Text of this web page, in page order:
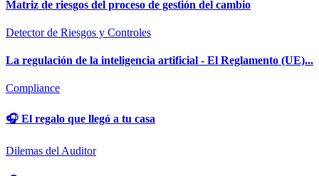
Matriz de riesgos del proceso de gestión del cambio
Detector de Riesgos y Controles
La regulación de la inteligencia artificial - El Reglamento (UE)...
Compliance
🎧 El regalo que llegó a tu casa
Dilemas del Auditor